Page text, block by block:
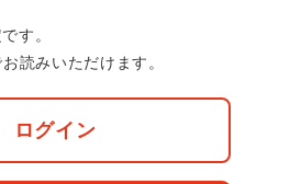
す。
読みいただけます。
ログイン